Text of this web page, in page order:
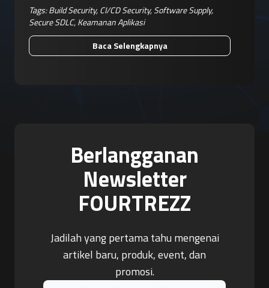
Tags:Build Security,CI/CD Security,Software Supply,
Secure SDLC,Keamanan Aplikasi
Baca Selengkapnya
Berlangganan
Newsletter
FOURTREZZ
Jadilah yang pertama tahu mengenai
artikel baru, produk, event, dan
promosi.